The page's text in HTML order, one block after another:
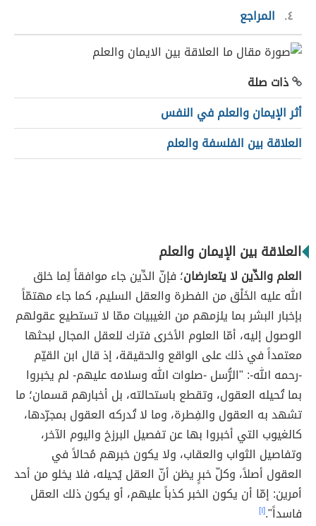
٤
المراجع
ذات صلة
أثر الإيمان والعلم في النفس
العلاقة بين الفلسفة والعلم
العلاقة بين الإيمان والعلم
العلم والدِّين لا يتعارضان؛ فإنّ الدِّين جاء موافقاً لِما خلق
الله عليه الخَلْق من الفطرة والعقل السليم، كما جاء مهتمّاً
بإخبار البشر بما يلزمهم من الغيبيات ممّا لا تستطيع عقولهم
الوصول إليه، أمّا العلوم الأخرى فترك للعقل المجال لبحثها
معتمداً في ذلك على الواقع والحقيقة، إذ قال ابن القيّم
-رحمه الله-: "الرُّسل -صلوات الله وسلامه عليهم- لم يخبروا
بما تُحيله العقول، وتقطع باستحالته، بل أخبارهم قسمان؛ ما
تشهد به العقول والفِطرة، وما لا تُدركه العقول بمجرّدها،
كالغيوب التي أخبروا بها عن تفصيل البرزخ واليوم الآخر،
وتفاصيل الثواب والعقاب، ولا يكون خبرهم مُحالاً في
العقول أصلاً، وكلّ خبرٍ يظن أنّ العقل يُحيله، فلا يخلو من أحد
أمرين: إمّا أن يكون الخبر كذباً عليهم، أو يكون ذلك العقل
فاسداً".[١]